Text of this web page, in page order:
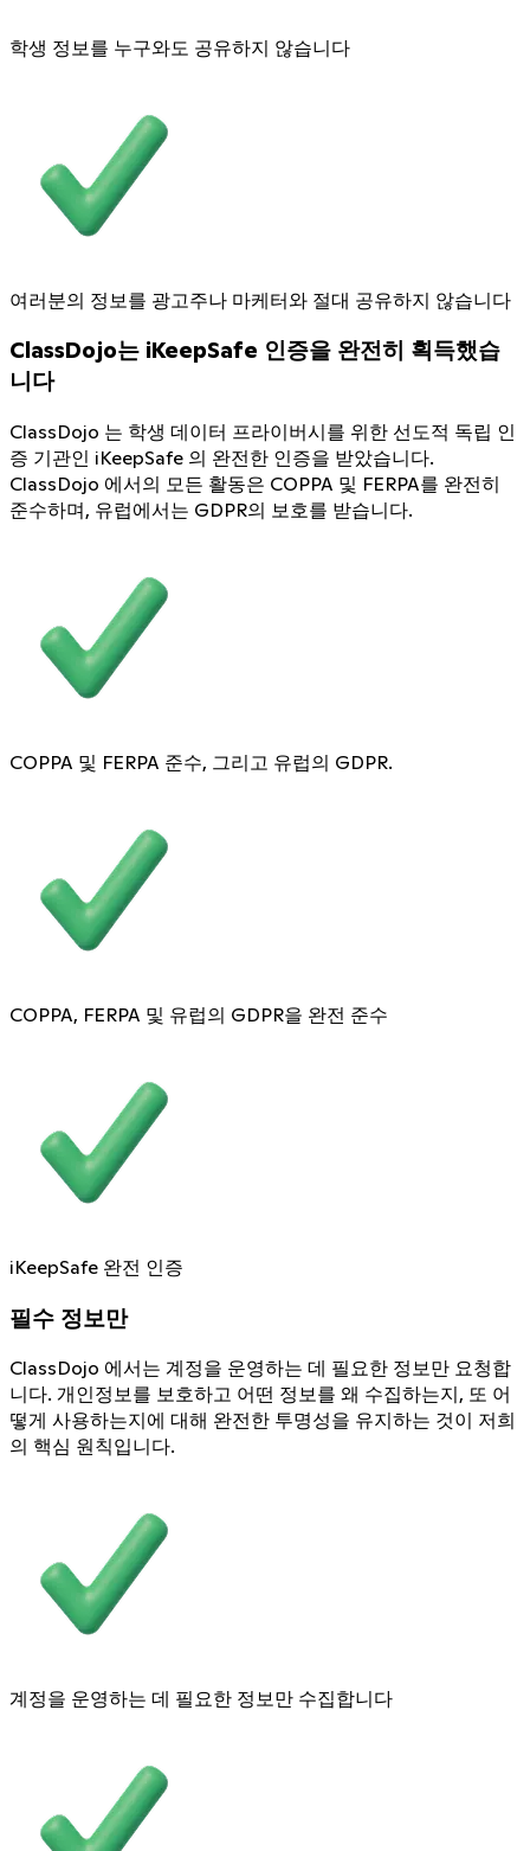
학생 정보를 누구와도 공유하지 않습니다
여러분의 정보를 광고주나 마케터와 절대 공유하지 않습니다
ClassDojo는 iKeepSafe 인증을 완전히 획득했습
니다
ClassDojo 는 학생 데이터 프라이버시를 위한 선도적 독립 인
증 기관인 iKeepSafe 의 완전한 인증을 받았습니다.
ClassDojo 에서의 모든 활동은 COPPA 및 FERPA를 완전히
준수하며, 유럽에서는 GDPR의 보호를 받습니다.
COPPA 및 FERPA 준수, 그리고 유럽의 GDPR.
COPPA, FERPA 및 유럽의 GDPR을 완전 준수
iKeepSafe 완전 인증
필수 정보만
ClassDojo 에서는 계정을 운영하는 데 필요한 정보만 요청합
니다. 개인정보를 보호하고 어떤 정보를 왜 수집하는지, 또 어
떻게 사용하는지에 대해 완전한 투명성을 유지하는 것이 저희
의 핵심 원칙입니다.
계정을 운영하는 데 필요한 정보만 수집합니다